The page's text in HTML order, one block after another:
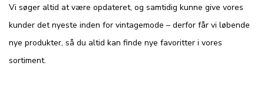
Vi søger altid at være opdateret, og samtidig kunne give vores
kunder det nyeste inden for vintagemode – derfor får vi løbende
nye produkter, så du altid kan finde nye favoritter i vores
sortiment.